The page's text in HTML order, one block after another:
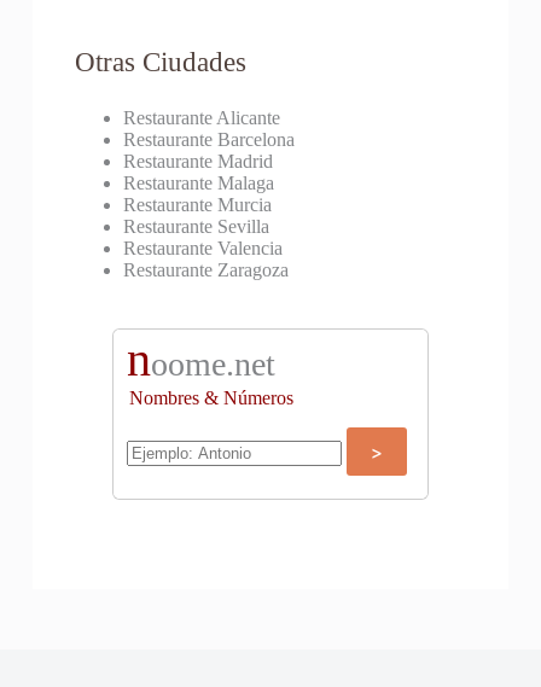
Otras Ciudades
Restaurante Alicante
Restaurante Barcelona
Restaurante Madrid
Restaurante Malaga
Restaurante Murcia
Restaurante Sevilla
Restaurante Valencia
Restaurante Zaragoza
noome.net
Nombres & Números